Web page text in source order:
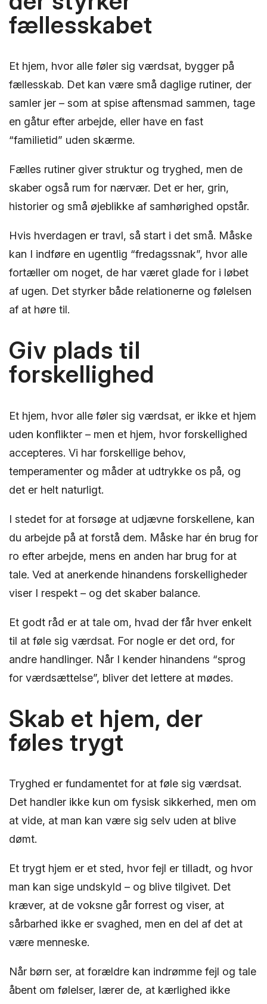
fællesskabet
Et hjem, hvor alle føler sig værdsat, bygger på
fællesskab. Det kan være små daglige rutiner, der
samler jer – som at spise aftensmad sammen, tage
en gåtur efter arbejde, eller have en fast
“familietid” uden skærme.
Fælles rutiner giver struktur og tryghed, men de
skaber også rum for nærvær. Det er her, grin,
historier og små øjeblikke af samhørighed opstår.
Hvis hverdagen er travl, så start i det små. Måske
kan I indføre en ugentlig “fredagssnak”, hvor alle
fortæller om noget, de har været glade for i løbet
af ugen. Det styrker både relationerne og følelsen
af at høre til.
Giv plads til
forskellighed
Et hjem, hvor alle føler sig værdsat, er ikke et hjem
uden konflikter – men et hjem, hvor forskellighed
accepteres. Vi har forskellige behov,
temperamenter og måder at udtrykke os på, og
det er helt naturligt.
I stedet for at forsøge at udjævne forskellene, kan
du arbejde på at forstå dem. Måske har én brug for
ro efter arbejde, mens en anden har brug for at
tale. Ved at anerkende hinandens forskelligheder
viser I respekt – og det skaber balance.
Et godt råd er at tale om, hvad der får hver enkelt
til at føle sig værdsat. For nogle er det ord, for
andre handlinger. Når I kender hinandens “sprog
for værdsættelse”, bliver det lettere at mødes.
Skab et hjem, der
føles trygt
Tryghed er fundamentet for at føle sig værdsat.
Det handler ikke kun om fysisk sikkerhed, men om
at vide, at man kan være sig selv uden at blive
dømt.
Et trygt hjem er et sted, hvor fejl er tilladt, og hvor
man kan sige undskyld – og blive tilgivet. Det
kræver, at de voksne går forrest og viser, at
sårbarhed ikke er svaghed, men en del af det at
være menneske.
Når børn ser, at forældre kan indrømme fejl og tale
åbent om følelser, lærer de, at kærlighed ikke